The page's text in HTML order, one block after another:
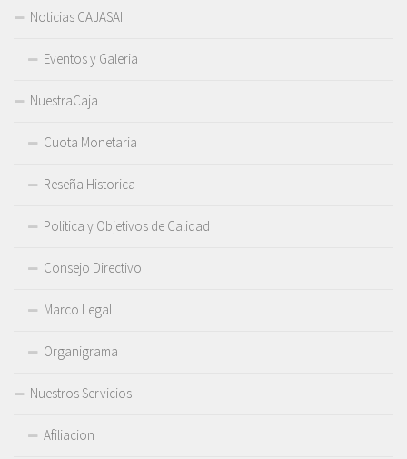
Noticias CAJASAI
Eventos y Galeria
NuestraCaja
Cuota Monetaria
Reseña Historica
Politica y Objetivos de Calidad
Consejo Directivo
Marco Legal
Organigrama
Nuestros Servicios
Afiliacion